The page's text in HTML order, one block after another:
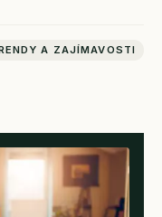
A ZAJÍMAVOSTI